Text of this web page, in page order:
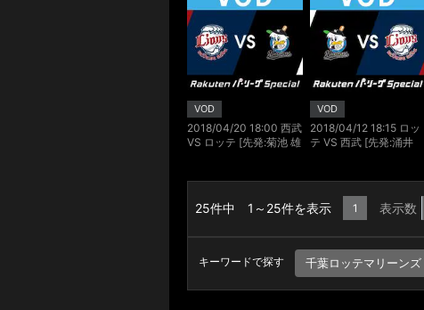
VOD
2018/04/20 18:00 西武
VS ロッテ [先発:菊池 雄
VOD
2018/04/12 18:15 ロッ
テ VS 西武 [先発:涌井
25件中 1～25件を表示 1 表示数
キーワードで探す 千葉ロッテマリーンズ